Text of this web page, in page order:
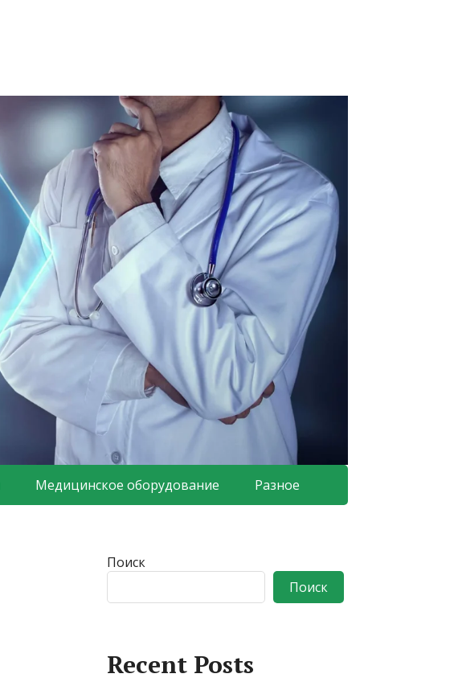
Медицинское оборудование Разное
Поиск
Поиск
Recent Posts